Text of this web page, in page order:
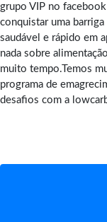
grupo VIP no
conquistar uma
saudável e rápido em
nada sobre
muito tempo.Temos
programa de
desafios com a